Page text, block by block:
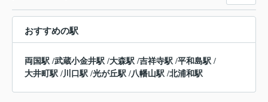
おすすめの駅
両国駅 /武蔵小金井駅 /大森駅 /吉祥寺駅 /平和島駅 /
大井町駅 /川口駅 /光が丘駅 /八幡山駅 /北浦和駅